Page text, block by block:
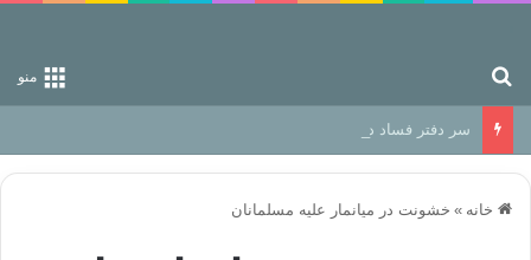
منو
سر دفتر فساد در زمین‌، دوری وکناره‌گیری از راه خداست‌!
خانه » خشونت در میانمار علیه مسلمانان